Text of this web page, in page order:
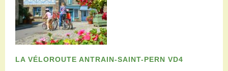
LA VÉLOROUTE ANTRAIN-SAINT-PERN VD4